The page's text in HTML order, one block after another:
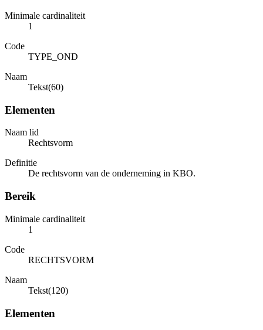
Minimale cardinaliteit
1
Code
TYPE_OND
Naam
Tekst(60)
Elementen
Naam lid
Rechtsvorm
Definitie
De rechtsvorm van de onderneming in KBO.
Bereik
Minimale cardinaliteit
1
Code
RECHTSVORM
Naam
Tekst(120)
Elementen